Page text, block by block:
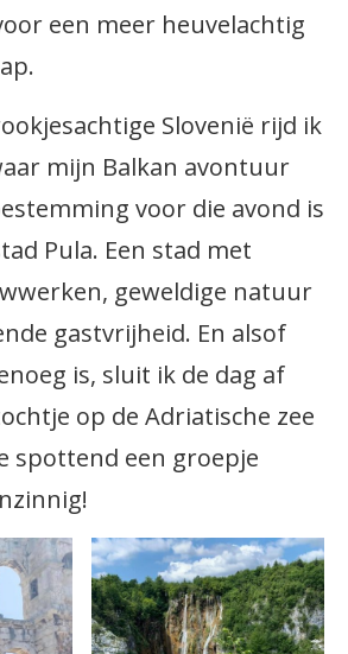
een meer heuvelachtig
Slovenië rijd ik
mijn Balkan avontuur
voor die avond is
Pula. Een stad met
geweldige natuur
gastvrijheid. En alsof
is, sluit ik de dag af
op de Adriatische zee
spottend een groepje